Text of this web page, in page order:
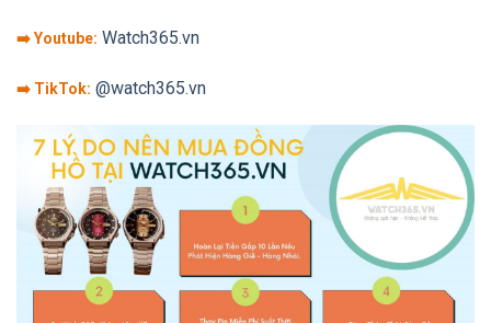
➡️ Youtube: Watch365.vn
➡️ TikTok: @watch365.vn